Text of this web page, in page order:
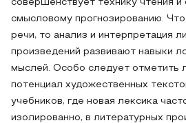
совершенствует технику чтения и
смысловому прогнозированию.
речи, то анализ и интерпретация
произведений развивают навыки
мыслей. Особо следует отметить
потенциал художественных
учебников, где новая лексика
изолированно, в литературных